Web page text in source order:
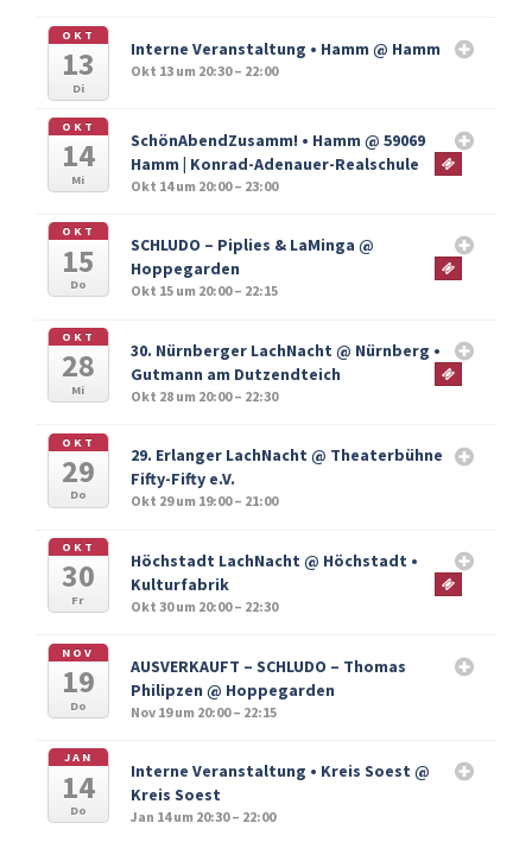
OKT
13
Di
Interne Veranstaltung • Hamm@ Hamm
Okt 13 um 20:30 – 22:00
OKT
14
Mi
SchönAbendZusamm! • Hamm@ 59069
Hamm | Konrad-Adenauer-Realschule
Okt 14 um 20:00 – 23:00
OKT
15
Do
SCHLUDO – Piplies & LaMinga@
Hoppegarden
Okt 15 um 20:00 – 22:15
OKT
28
Mi
30. Nürnberger LachNacht@ Nürnberg •
Gutmann am Dutzendteich
Okt 28 um 20:00 – 22:30
OKT
29
Do
29. Erlanger LachNacht@ Theaterbühne
Fifty-Fifty e.V.
Okt 29 um 19:00 – 21:00
OKT
30
Fr
Höchstadt LachNacht@ Höchstadt •
Kulturfabrik
Okt 30 um 20:00 – 22:30
NOV
19
Do
AUSVERKAUFT – SCHLUDO – Thomas
Philipzen@ Hoppegarden
Nov 19 um 20:00 – 22:15
JAN
14
Do
Interne Veranstaltung • Kreis Soest@
Kreis Soest
Jan 14 um 20:30 – 22:00